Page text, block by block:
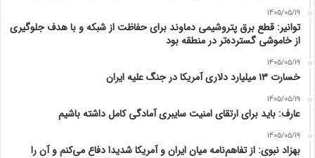
1405/05/19
توانیر: قطع برق پتروشیمی دماوند برای حفاظت از شبکه و با هدف جلوگیری
از خاموشی گسترده‌تر در منطقه بود
1405/05/19
خسارت ۱۳ میلیارد دلاری آمریکا در جنگ علیه ایران
1405/05/19
عارف: باید برای ارتقای امنیت سایبری آمادگی کامل داشته باشیم
1405/05/19
بهزاد نبوی: از تفاهم‌نامه میان ایران و آمریکا شدیدا دفاع می‌کنم و آن را